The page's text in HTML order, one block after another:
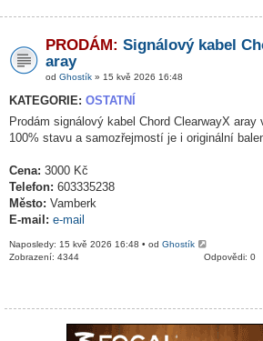
PRODÁM: Signálový kabel
aray
od Ghostík » 15 kvě 2026 16:48
KATEGORIE: OSTATNÍ
Prodám signálový kabel Chord ClearwayX
100% stavu a samozřejmostí je i originální
Cena: 3000 Kč
Telefon: 603335238
Město: Vamberk
E-mail: e-mail
Naposledy: 15 kvě 2026 16:48 • od Ghostík
Odpovědi: 0
Zobrazení: 4344